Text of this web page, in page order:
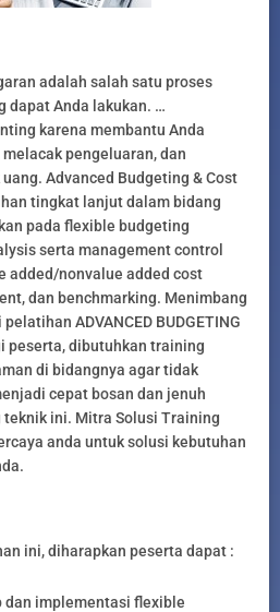
adalah salah satu proses
dapat Anda lakukan. …
karena membantu Anda
pengeluaran, dan
Advanced Budgeting & Cost
tingkat lanjut dalam bidang
pada flexible budgeting
serta management control
added/nonvalue added cost
dan benchmarking. Menimbang
ADVANCED BUDGETING
peserta, dibutuhkan training
di bidangnya agar tidak
cepat bosan dan jenuh
ini. Mitra Solusi Training
anda untuk solusi kebutuhan
ini, diharapkan peserta dapat :
dan implementasi flexible